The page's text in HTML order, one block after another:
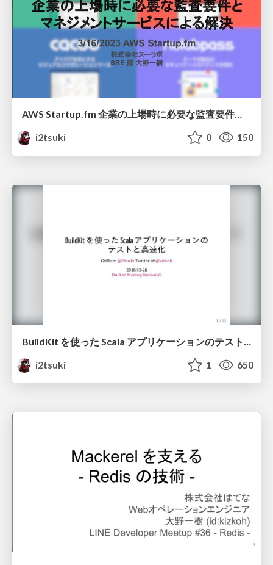
AWS Startup.fm 企業の上場時に必要な監査要件とマネジメントサービスによる解決
i2tsuki
0 150
BuildKit を使った Scala アプリケーションのテストと高速化 @ Docker Meetup Kansai #2
i2tsuki
1 650